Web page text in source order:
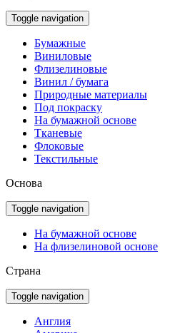
Toggle navigation
Бумажные
Виниловые
Флизелиновые
Винил / бумага
Природные материалы
Под покраску
На бумажной основе
Тканевые
Флоковые
Текстильные
Основа
Toggle navigation
На бумажной основе
На флизелиновой основе
Страна
Toggle navigation
Англия